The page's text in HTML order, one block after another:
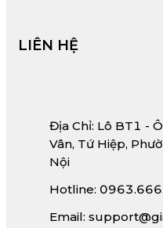
LIÊN HỆ
Địa Chỉ: Lô BT1 -
Vân, Tứ Hiệp,
Nội
Hotline:
Email: